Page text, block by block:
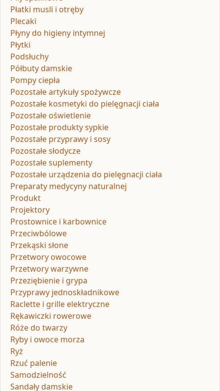
Płatki musli i otręby
Plecaki
Płyny do higieny intymnej
Płytki
Podsłuchy
Półbuty damskie
Pompy ciepła
Pozostałe artykuły spożywcze
Pozostałe kosmetyki do pielęgnacji ciała
Pozostałe oświetlenie
Pozostałe produkty sypkie
Pozostałe przyprawy i sosy
Pozostałe słodycze
Pozostałe suplementy
Pozostałe urządzenia do pielęgnacji ciała
Preparaty medycyny naturalnej
Produkt
Projektory
Prostownice i karbownice
Przeciwbólowe
Przekąski słone
Przetwory owocowe
Przetwory warzywne
Przeziębienie i grypa
Przyprawy jednoskładnikowe
Raclette i grille elektryczne
Rękawiczki rowerowe
Róże do twarzy
Ryby i owoce morza
Ryż
Rzuć palenie
Samodzielność
Sandały damskie